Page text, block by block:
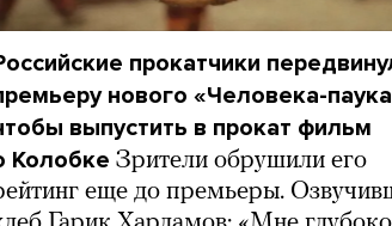
прокатчики
нового «Человека-
выпустить в прокат фильм
Колобке Зрители обрушили его
еще до премьеры.